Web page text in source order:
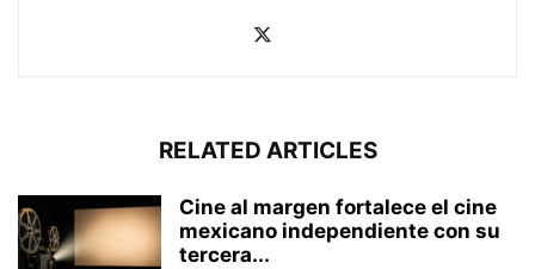
RELATED ARTICLES
Cine al margen fortalece el cine
mexicano independiente con su
tercera...